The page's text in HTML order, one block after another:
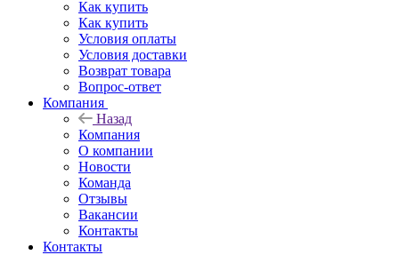
Как купить
Как купить
Условия оплаты
Условия доставки
Возврат товара
Вопрос-ответ
Компания
Назад
Компания
О компании
Новости
Команда
Отзывы
Вакансии
Контакты
Контакты